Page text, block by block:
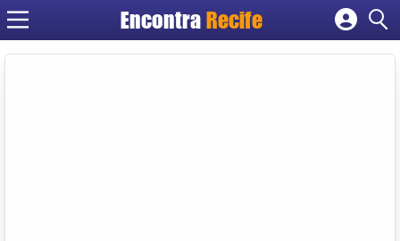
Encontra Recife
Cadastrar empresa